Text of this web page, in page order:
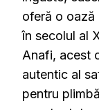
oferă o oază
în secolul al
Anafi, acest
autentic al
pentru